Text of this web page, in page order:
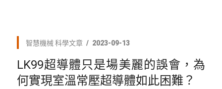
智慧機械 科學文章 2023-09-13
LK99超導體只是場美麗的誤會，為
何實現室溫常壓超導體如此困難？